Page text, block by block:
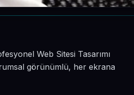
Web Sitesi Tasarımı
görünümlü, her ekrana